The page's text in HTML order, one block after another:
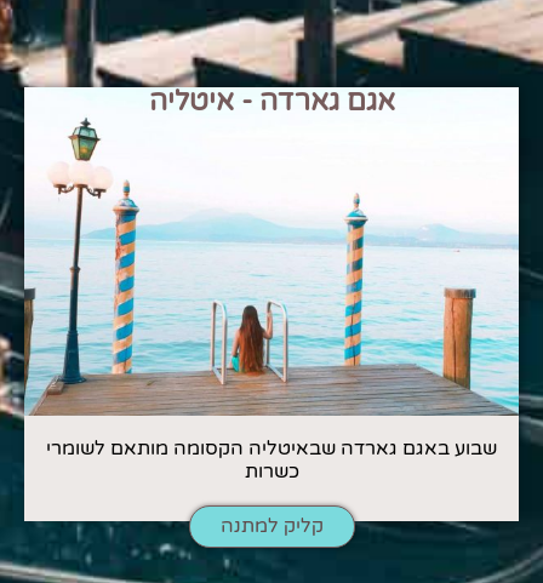
אגם גארדה - איטליה
שבוע באגם גארדה שבאיטליה הקסומה מותאם לשומרי
כשרות
קליק למתנה